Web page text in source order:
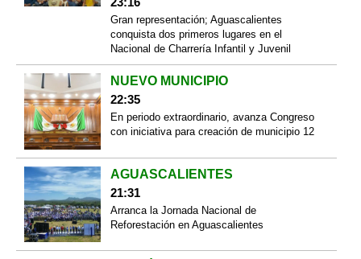
Gran representación; Aguascalientes
conquista dos primeros lugares en el
Nacional de Charrería Infantil y Juvenil
NUEVO MUNICIPIO
22:35
En periodo extraordinario, avanza Congreso
con iniciativa para creación de municipio 12
AGUASCALIENTES
21:31
Arranca la Jornada Nacional de
Reforestación en Aguascalientes